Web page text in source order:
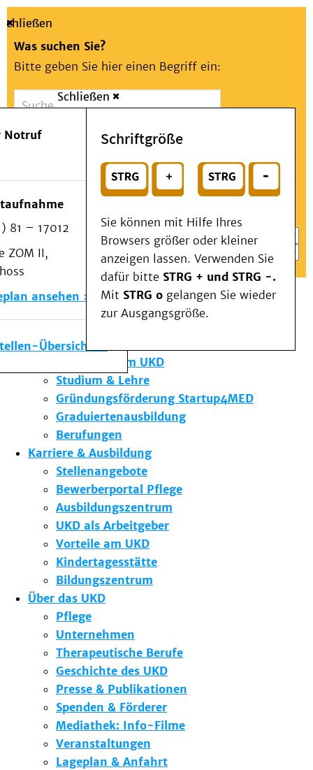
Suche
Schließen
Was suchen Sie?
Bitte geben Sie hier einen Begriff ein:
Suchen
oder
Wählen Sie ein Thema für Ihren Schnelleinstieg
Notfall
Schließen
Notruf
81 – 17012
ZOM II,
ansehen
Übersicht
Schriftgröße
Sie können mit Hilfe Ihres
Browsers größer oder kleiner
anzeigen lassen. Verwenden Sie
dafür bitte STRG + und STRG -.
Mit STRG o gelangen Sie wieder
zur Ausgangsgröße.
Menü
Patienten & Besucher
Kliniken/Institute/Zentren
Als Patient am UKD
Beratung und Unterstützung
Veranstaltungen
Kommunikation im Medizinwesen (KIM)
Notfall
Forschung & Lehre
Die Institute des UKD
Forschung am UKD
Studium & Lehre
Gründungsförderung Startup4MED
Graduiertenausbildung
Berufungen
Karriere & Ausbildung
Stellenangebote
Bewerberportal Pflege
Ausbildungszentrum
UKD als Arbeitgeber
Vorteile am UKD
Kindertagesstätte
Bildungszentrum
Über das UKD
Pflege
Unternehmen
Therapeutische Berufe
Geschichte des UKD
Presse & Publikationen
Spenden & Förderer
Mediathek: Info-Filme
Veranstaltungen
Lageplan & Anfahrt